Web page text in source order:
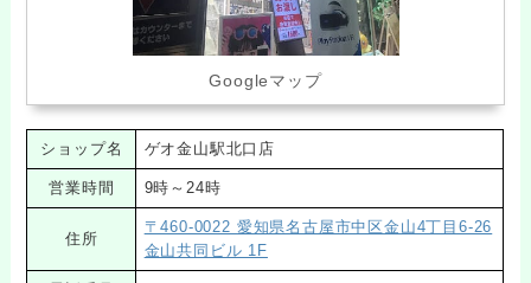
Googleマップ
ショップ名 ゲオ金山駅北口店
営業時間 9時～24時
住所
〒460-0022 愛知県名古屋市中区金山4丁目6-26
金山共同ビル 1F